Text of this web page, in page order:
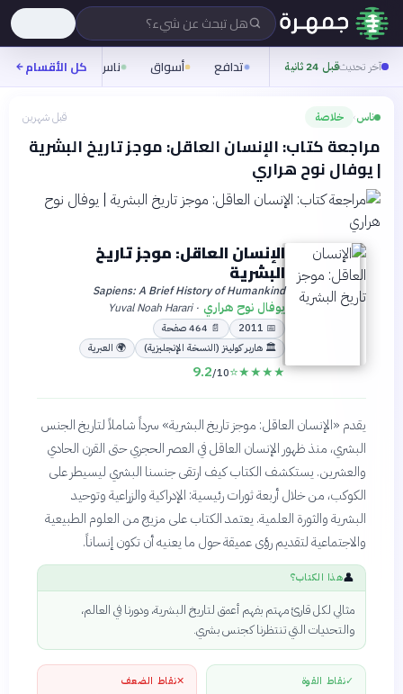
هل تبحث عن شيء؟
آخر تحديثقبل 24 ثانية تدافع أسواق ناس روح
كل الأقسام
ناس› خلاصة قبل شهرين
مراجعة كتاب: الإنسان العاقل: موجز تاريخ البشرية
| يوفال نوح هراري
الإنسان العاقل: موجز تاريخ
البشرية
Sapiens: A Brief History of Humankind
يوفال نوح هراري ·
Yuval Noah Harari
📅
2011
📄
464صفحة
🏛 هاربر كولينز (النسخة الإنجليزية) 🌍 العبرية
★
★
★
★
⭐
9.2/10
يقدم «الإنسان العاقل: موجز تاريخ البشرية» سرداً شاملاً لتاريخ الجنس
البشري، منذ ظهور الإنسان العاقل في العصر الحجري حتى القرن الحادي
والعشرين. يستكشف الكتاب كيف ارتقى جنسنا البشري ليسيطر على
الكوكب، من خلال أربعة ثورات رئيسية: الإدراكية والزراعية وتوحيد
البشرية والثورة العلمية. يعتمد الكتاب على مزيج من العلوم الطبيعية
والاجتماعية لتقديم رؤى عميقة حول ما يعنيه أن تكون إنساناً.
👤هذا الكتاب؟
مثالي لكل قارئ مهتم بفهم أعمق لتاريخ البشرية، ودورنا في العالم،
والتحديات التي تنتظرنا كجنس بشري.
✓نقاط القوة ✕نقاط الضعف